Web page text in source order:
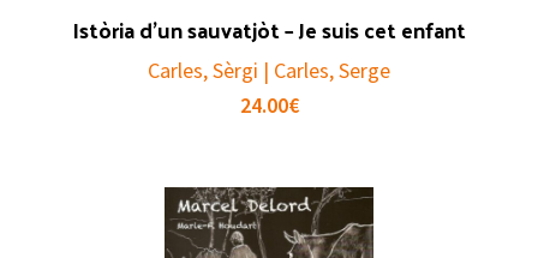
Istòria d’un sauvatjòt – Je suis cet enfant
Carles, Sèrgi | Carles, Serge
24.00€